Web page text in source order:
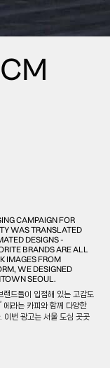
CAMPAIGN FOR
WAS TRANSLATED
DESIGNS -
BRANDS ARE ALL
IMAGES FROM
WE DESIGNED
SEOUL.
드들이 입점해 있는 고감도
에라는 카피와 함께 다양한
이번 광고는 서울 도심 곳곳